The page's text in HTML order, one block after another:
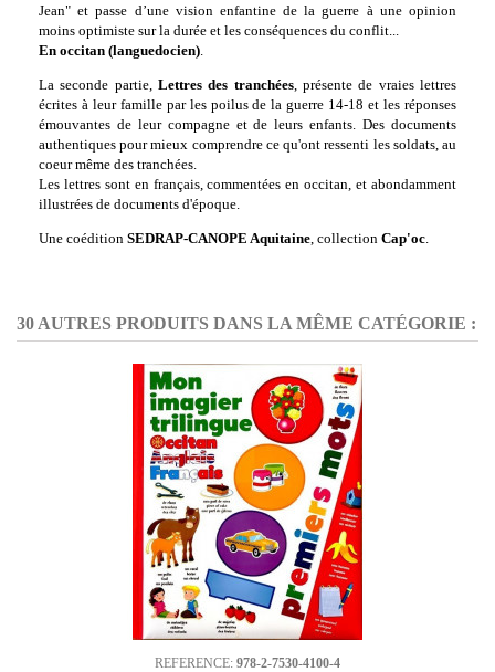
Jean" et passe d’une vision enfantine de la guerre à une opinion
moins optimiste sur la durée et les conséquences du conflit...
En occitan (languedocien).
La seconde partie,Lettres des tranchées, présente de vraies lettres
écrites à leur famille par les poilus de la guerre 14-18 et les réponses
émouvantes de leur compagne et de leurs enfants. Des documents
authentiques pour mieux comprendre ce qu'ont ressenti les soldats, au
coeur même des tranchées.
Les lettres sont en français, commentées en occitan, et abondamment
illustrées de documents d'époque.
Une coédition SEDRAP-CANOPE Aquitaine, collection Cap'oc.
30 AUTRES PRODUITS DANS LA MÊME CATÉGORIE :
REFERENCE: 978-2-7530-4100-4